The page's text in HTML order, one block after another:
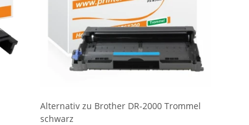
Alternativ zu Brother DR-2000 Trommel
schwarz